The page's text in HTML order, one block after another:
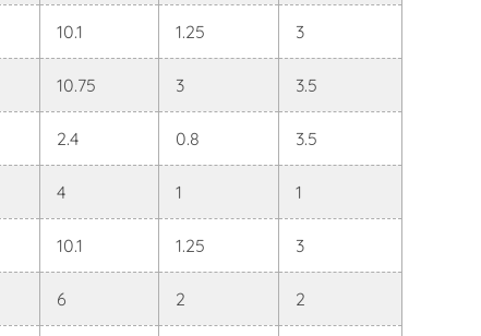
10.1 1.25 3
10.75 3 3.5
2.4 0.8 3.5
4 1 1
10.1 1.25 3
6 2 2